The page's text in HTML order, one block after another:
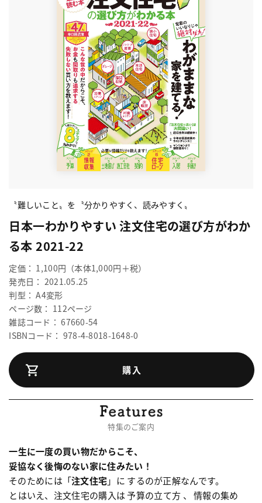
〝難しいこと〟を〝分かりやすく、読みやすく〟
日本一わかりやすい 注文住宅の選び方がわか
る本 2021-22
定価： 1,100円（本体1,000円＋税）
発売日： 2021.05.25
判型： A4変形
ページ数： 112ページ
雑誌コード： 67660-54
ISBNコード： 978-4-8018-1648-0
購入
特集のご案内
一生に一度の買い物だからこそ、
妥協なく後悔のない家に住みたい！
そのためには「注文住宅」に するのが正解なんです。
とはいえ、注文住宅の購入は 予算の立て方 、 情報の集め